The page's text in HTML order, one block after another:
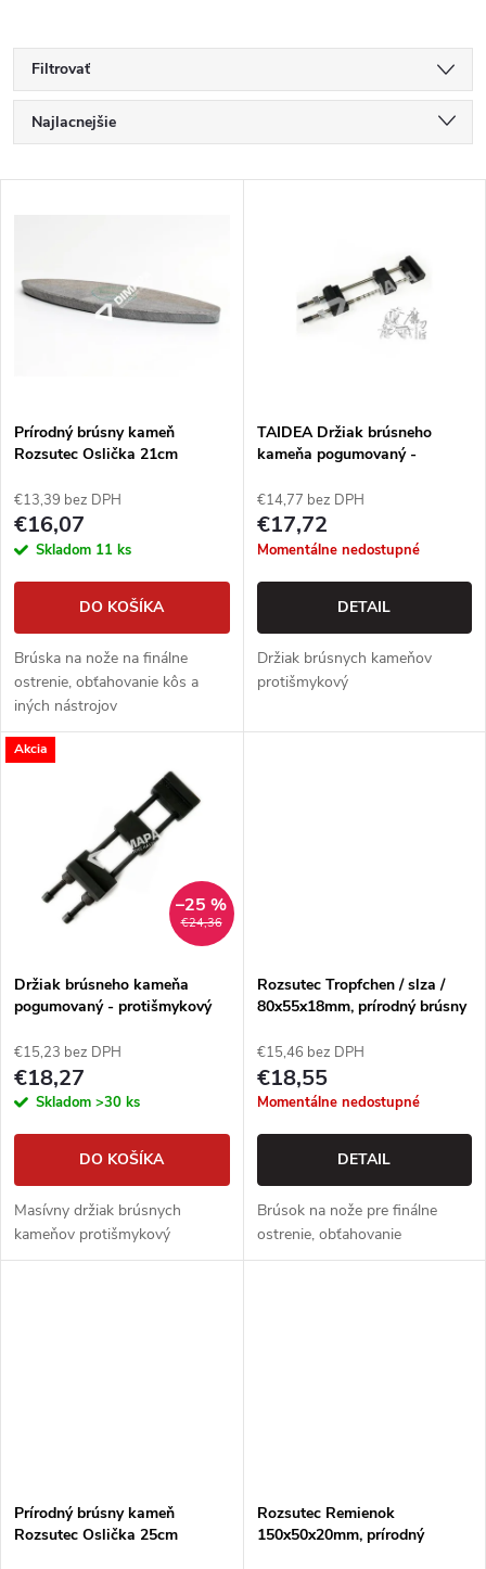
Filtrovať
R
a
e
e
p
r
d
u
k
Najlacnejšie
p
s
p
r
o
d
u
k
Prírodný brúsny kameň
Rozsutec Oslička 21cm
€13,39 bez DPH
€16,07
Skladom 11 ks
DO KOŠÍKA
Brúska na nože na finálne
ostrenie, obťahovanie kôs a
iných nástrojov
TAIDEA Držiak brúsneho
kameňa pogumovaný -
€14,77 bez DPH
€17,72
Momentálne nedostupné
DETAIL
Držiak brúsnych kameňov
protišmykový
Akcia
€24,36
–25 %
Držiak brúsneho kameňa
pogumovaný - protišmykový
€15,23 bez DPH
€18,27
Skladom >30 ks
DO KOŠÍKA
Masívny držiak brúsnych
kameňov protišmykový
Rozsutec Tropfchen / slza /
80x55x18mm, prírodný brúsny
€15,46 bez DPH
€18,55
Momentálne nedostupné
DETAIL
Brúsok na nože pre finálne
ostrenie, obťahovanie
Prírodný brúsny kameň
Rozsutec Oslička 25cm
Rozsutec Remienok
150x50x20mm, prírodný